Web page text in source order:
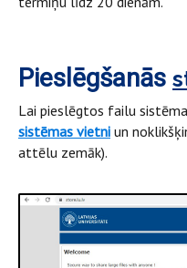
Pieslēgšanās
Lai pieslēgtos failu
sistēmas vietni un
attēlu zemāk).